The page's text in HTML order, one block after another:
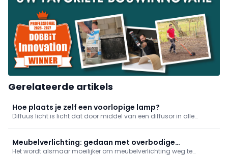
Gerelateerde artikels
Hoe plaats je zelf een voorlopige lamp?
Diffuus licht is licht dat door middel van een diffusor in alle
Meubelverlichting: gedaan met overbodige
bedrading?
Het wordt alsmaar moeilijker om meubelverlichting weg te